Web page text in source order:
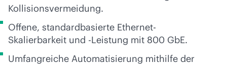
Kollisionsvermeidung.
Offene, standardbasierte Ethernet-
Skalierbarkeit und -Leistung mit 800 GbE.
Umfangreiche Automatisierung mithilfe der